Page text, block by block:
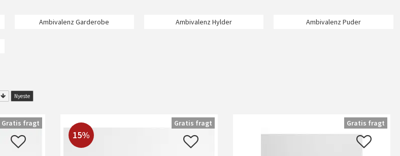
Ambivalenz Garderobe Ambivalenz Hylder Ambivalenz Puder
Nyeste
Gratis fragt
15%
Gratis fragt Gratis fragt